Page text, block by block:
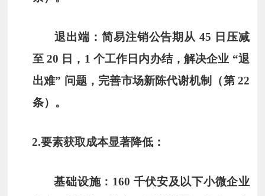
退出端：简易注销公告期从 45 日压减
至 20 日，1 个工作日内办结，解决企业 “退
出难” 问题，完善市场新陈代谢机制（第 22
条）。
2.要素获取成本显著降低 ：
基础设施：160 千伏安及以下小微企业